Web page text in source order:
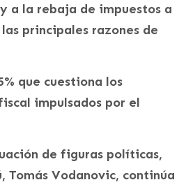
a la rebaja de impuestos a
principales razones de
que cuestiona los
impulsados por el
de figuras políticas,
Tomás Vodanovic, continúa